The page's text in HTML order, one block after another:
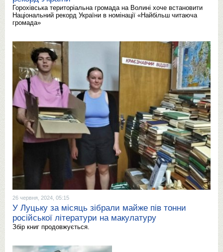
Горохівська територіальна громада на Волині хоче встановити
Національний рекорд України в номінації «Найбільш читаюча
громада»
26 червня, 2024, 05:15
У Луцьку за місяць зібрали майже пів тонни
російської літератури на макулатуру
Збір книг продовжується.